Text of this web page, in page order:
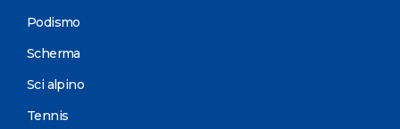
Podismo
Scherma
Sci alpino
Tennis